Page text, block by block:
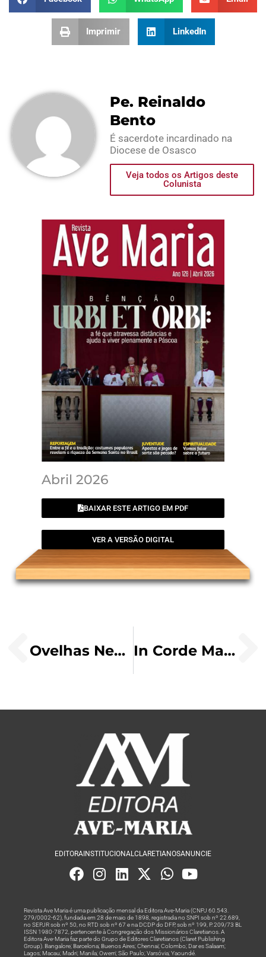
Imprimir LinkedIn
Pe. Reinaldo
Bento
É sacerdote incardinado na
Diocese de Osasco
Veja todos os Artigos deste
Colunista
Abril 2026
BAIXAR ESTE ARTIGO EM PDF
VER A VERSÃO DIGITAL
Ovelhas Neuroatípicas – Catequese para todos, todos, todos! In Corde Mariæ: um caminho de retorno ao coração de Maria
EDITORA INSTITUCIONALCLARETIANOSANUNCIE
Revista Ave Maria é uma publicação mensal da Editora Ave-Maria (CNPJ 60.543.
279/0002-62), fundada em 28 de maio de 1898, registrada no SNPI sob nº 22.689,
no SEPJR sob nº 50, no RTD sob nº 67 e na DCDP do DFP, sob nº 199, P. 209/73 BL
ISSN 1980-7872, pertencente à Congregação dos Missionários Claretianos. A
Editora Ave-Maria faz parte do Grupo de Editores Claretianos (Claret Publishing
Group). Bangalore; Barcelona; Buenos Aires; Chennai; Colombo; Dar es Salaam;
Lagos; Macau; Madri; Manila; Owerri; São Paulo; Varsóvia; Yaoundé.